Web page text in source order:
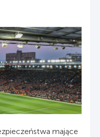
mające